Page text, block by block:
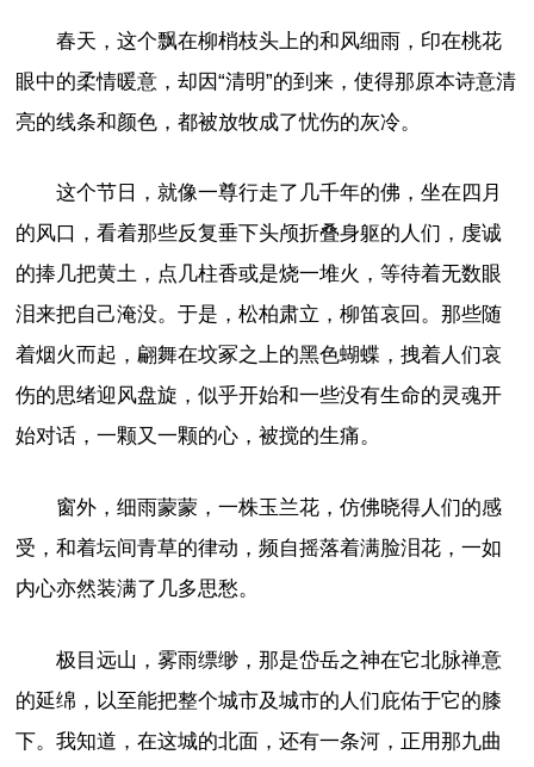
春天，这个飘在柳梢枝头上的和风细雨，印在桃花
眼中的柔情暖意，却因“清明”的到来，使得那原本诗意清
亮的线条和颜色，都被放牧成了忧伤的灰冷。
这个节日，就像一尊行走了几千年的佛，坐在四月
的风口，看着那些反复垂下头颅折叠身躯的人们，虔诚
的捧几把黄土，点几柱香或是烧一堆火，等待着无数眼
泪来把自己淹没。于是，松柏肃立，柳笛哀回。那些随
着烟火而起，翩舞在坟冢之上的黑色蝴蝶，拽着人们哀
伤的思绪迎风盘旋，似乎开始和一些没有生命的灵魂开
始对话，一颗又一颗的心，被搅的生痛。
窗外，细雨蒙蒙，一株玉兰花，仿佛晓得人们的感
受，和着坛间青草的律动，频自摇落着满脸泪花，一如
内心亦然装满了几多思愁。
极目远山，雾雨缥缈，那是岱岳之神在它北脉禅意
的延绵，以至能把整个城市及城市的人们庇佑于它的膝
下。我知道，在这城的北面，还有一条河，正用那九曲